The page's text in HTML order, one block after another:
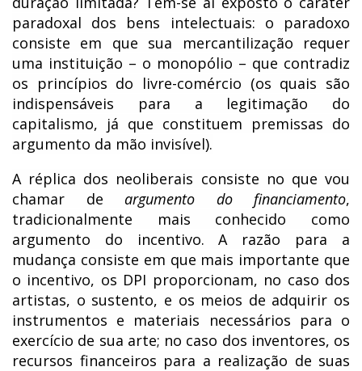
paradoxal dos bens intelectuais: o paradoxo
consiste em que sua mercantilização requer
uma instituição – o monopólio – que contradiz
os princípios do livre-comércio (os quais são
indispensáveis para a legitimação do
capitalismo, já que constituem premissas do
argumento da mão invisível).
A réplica dos neoliberais consiste no que vou
chamar de argumento do financiamento,
tradicionalmente mais conhecido como
argumento do incentivo. A razão para a
mudança consiste em que mais importante que
o incentivo, os DPI proporcionam, no caso dos
artistas, o sustento, e os meios de adquirir os
instrumentos e materiais necessários para o
exercício de sua arte; no caso dos inventores, os
recursos financeiros para a realização de suas